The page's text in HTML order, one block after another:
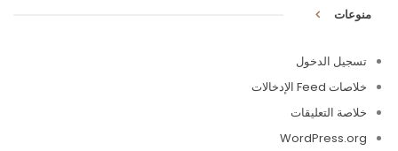
منوعات
تسجيل الدخول
خلاصات Feed الإدخالات
خلاصة التعليقات
WordPress.org